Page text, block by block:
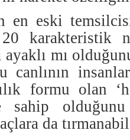
en eski
karakteristik
ayaklı mı
canlının
formu olan
sahip
da